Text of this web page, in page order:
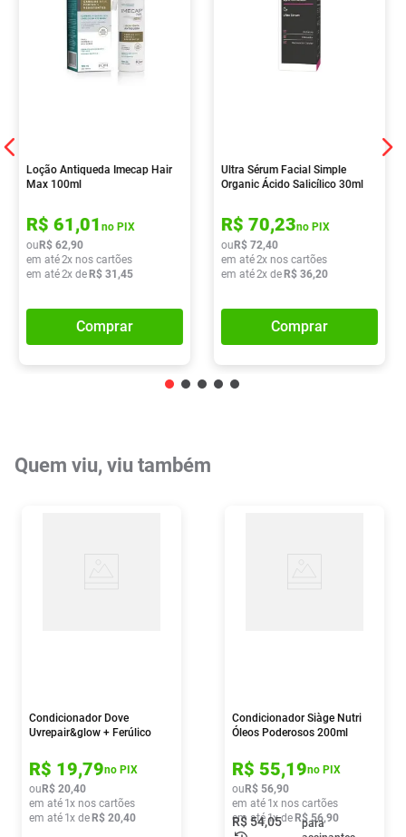
Loção Antiqueda Imecap Hair
Max 100ml
R$ 61,01 no PIX
ou R$ 62,90
em até2x nos cartões
em até2x de R$ 31 ,45
Comprar
Ultra Sérum Facial Simple
Organic Ácido Salicílico 30ml
R$ 70,23no PIX
ou R$ 72,40
em até2x nos cartões
em até2x de R$ 36,20
Comprar
Quem viu, viu também
Condicionador Dove
Uvrepair&glow + Ferúlico
R$ 19,79no PIX
ou R$ 20,40
em até 1x nos cartões
em até 1x de R$ 20,40
Condicionador Siàge Nutri
Óleos Poderosos 200ml
R$ 55,19no PIX
ou R$ 56,90
em até 1x nos cartões
em até1x de R$ 56,90
R$54,05
para